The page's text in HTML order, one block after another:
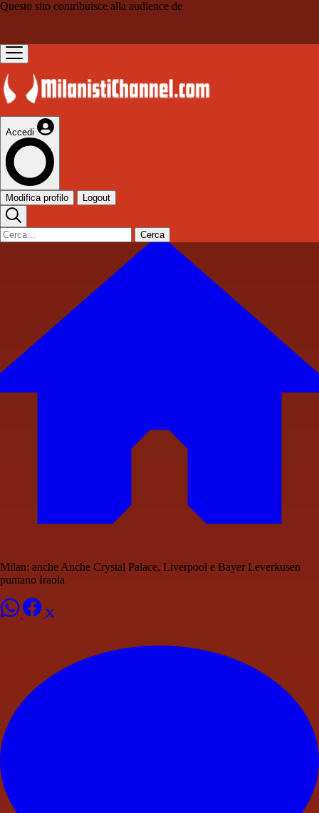
Questo sito contribuisce alla audience de
Accedi
Modifica profilo Logout
Cerca
Milan: anche Anche Crystal Palace, Liverpool e Bayer Leverkusen
puntano Iraola